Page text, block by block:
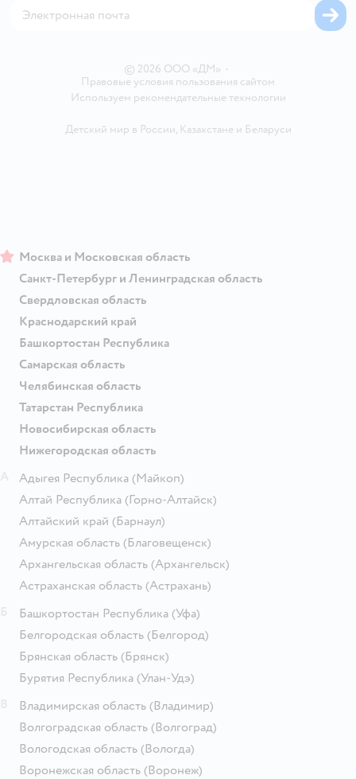
© 2026 ООО «ДМ» •
Правовые условия пользования сайтом
Используем рекомендательные технологии
Детский мир в России, Казахстанеи Беларуси
Москва и Московская область
Санкт-Петербург и Ленинградская область
Свердловская область
Краснодарский край
Башкортостан Республика
Самарская область
Челябинская область
Татарстан Республика
Новосибирская область
Нижегородская область
Адыгея Республика (Майкоп)
Алтай Республика (Горно-Алтайск)
Алтайский край (Барнаул)
Амурская область (Благовещенск)
Архангельская область (Архангельск)
Астраханская область (Астрахань)
Башкортостан Республика (Уфа)
Белгородская область (Белгород)
Брянская область (Брянск)
Бурятия Республика (Улан-Удэ)
Владимирская область (Владимир)
Волгоградская область (Волгоград)
Вологодская область (Вологда)
Воронежская область (Воронеж)